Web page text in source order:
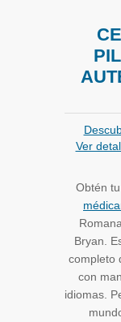
Ver
Obtén tu
Bryan.
completo
con
idiomas.